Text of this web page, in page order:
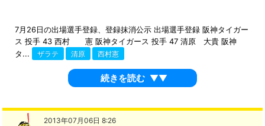
7月26日の出場選手登録、登録抹消公示 出場選手登録 阪神タイガー
ス 投手 43 西村 憲 阪神タイガース 投手 47 清原 大貴 阪神
タ...
ザラテ 清原 西村憲
続きを読む ▼▼
2013年07月06日 8:26